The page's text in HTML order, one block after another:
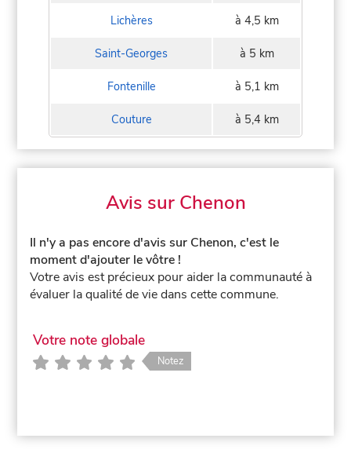
Lichères à 4,5 km
Saint-Georges à 5 km
Fontenille à 5,1 km
Couture à 5,4 km
Avis sur Chenon
Il n'y a pas encore d'avis sur Chenon, c'est le
moment d'ajouter le vôtre !
Votre avis est précieux pour aider la communauté à
évaluer la qualité de vie dans cette commune.
Votre note globale
Notez